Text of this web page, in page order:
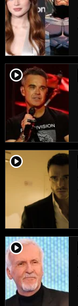
player2
player2
player2